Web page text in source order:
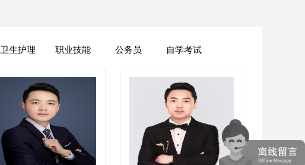
卫生护理 职业技能 公务员 自学考试